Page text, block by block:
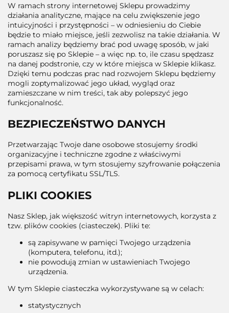
W ramach strony internetowej Sklepu prowadzimy
działania analityczne, mające na celu zwiększenie jego
intuicyjności i przystępności – w odniesieniu do Ciebie
będzie to miało miejsce, jeśli zezwolisz na takie działania. W
ramach analizy będziemy brać pod uwagę sposób, w jaki
poruszasz się po Sklepie – a więc np. to, ile czasu spędzasz
na danej podstronie, czy w które miejsca w Sklepie klikasz.
Dzięki temu podczas prac nad rozwojem Sklepu będziemy
mogli zoptymalizować jego układ, wygląd oraz
zamieszczane w nim treści, tak aby polepszyć jego
funkcjonalność.
BEZPIECZEŃSTWO DANYCH
Przetwarzając Twoje dane osobowe stosujemy środki
organizacyjne i techniczne zgodne z właściwymi
przepisami prawa, w tym stosujemy szyfrowanie połączenia
za pomocą certyfikatu SSL/TLS.
PLIKI COOKIES
Nasz Sklep, jak większość witryn internetowych, korzysta z
tzw. plików cookies (ciasteczek). Pliki te:
są zapisywane w pamięci Twojego urządzenia
(komputera, telefonu, itd.);
nie powodują zmian w ustawieniach Twojego
urządzenia.
W tym Sklepie ciasteczka wykorzystywane są w celach:
statystycznych